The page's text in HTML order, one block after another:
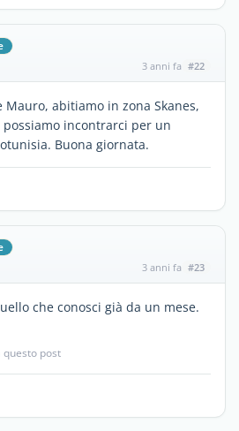
3 anni fa #22
Mauro, abitiamo in zona Skanes,
incontrarci per un
Buona giornata.
3 anni fa #23
che conosci già da un mese.
post